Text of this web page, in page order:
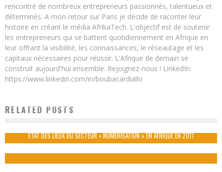
rencontré de nombreux entrepreneurs passionnés, talentueux et
déterminés. A mon retour sur Paris je décide de raconter leur
histoire en créant le média AfrikaTech. L'objectif est de soutenir
les entrepreneurs qui se battent quotidiennement en Afrique en
leur offrant la visibilité, les connaissances, le réseautage et les
capitaux nécessaires pour réussir. L'Afrique de demain se
construit aujourd'hui ensemble. Rejoignez-nous ! LinkedIn:
https://www.linkedin.com/in/boubacardiallo
RELATED POSTS
LIBRAIRIE NUMÉRIQUE AFRICAINE : L’ENTRÉE DE L’AFRIQUE DANS L’UNIVERS DES E-
ÉTAT DES LIEUX DU SECTEUR « NUMÉRISATION » EN AFRIQUE EN 2017